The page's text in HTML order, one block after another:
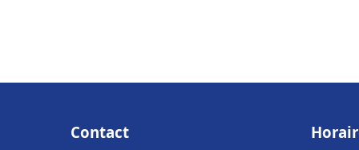
Contact